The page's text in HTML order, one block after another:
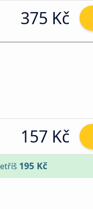
375 Kč
157 Kč
195 Kč